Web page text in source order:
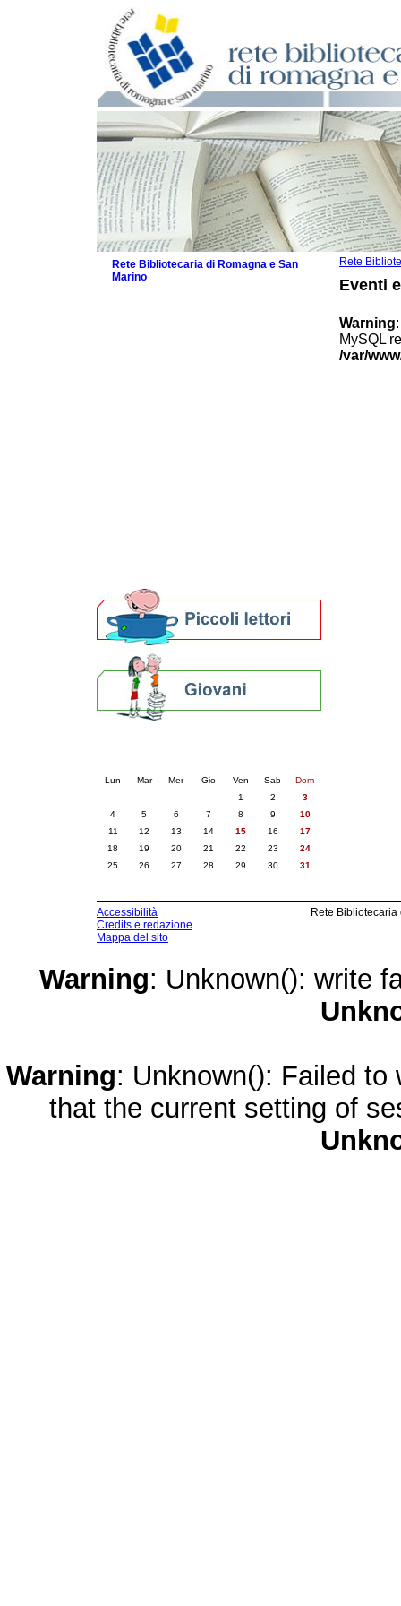
Rete
Eventi
Warning
MySQL
/var/
Rete Bibliotecaria di Romagna e San
Marino
Lun Mar Mer Gio Ven Sab
Dom
1
2
3
4
5 6 7 8 9
10
11
12 13 14 15 16
17
18
19 20 21 22 23
24
25
26 27 28 29 30 31
Accessibilità
Credits e redazione
Mappa del sito
Rete
Warning: Unknown(): write
Warning: Unknown(): Failed
that the current setting of